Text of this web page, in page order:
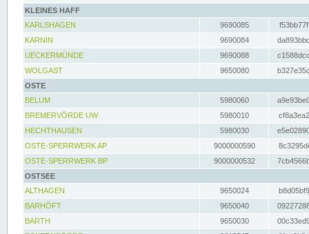
KLEINES HAFF
KARLSHAGEN
9690085
KARNIN
9690084
UECKERMÜNDE
9690088
WOLGAST
9650080
OSTE
BELUM
5980060
BREMERVÖRDE UW
5980010
HECHTHAUSEN
5980030
OSTE-SPERRWERK AP
9000000590
OSTE-SPERRWERK BP
9000000532
OSTSEE
ALTHAGEN
9650024
BARHÖFT
9650040
BARTH
9650030